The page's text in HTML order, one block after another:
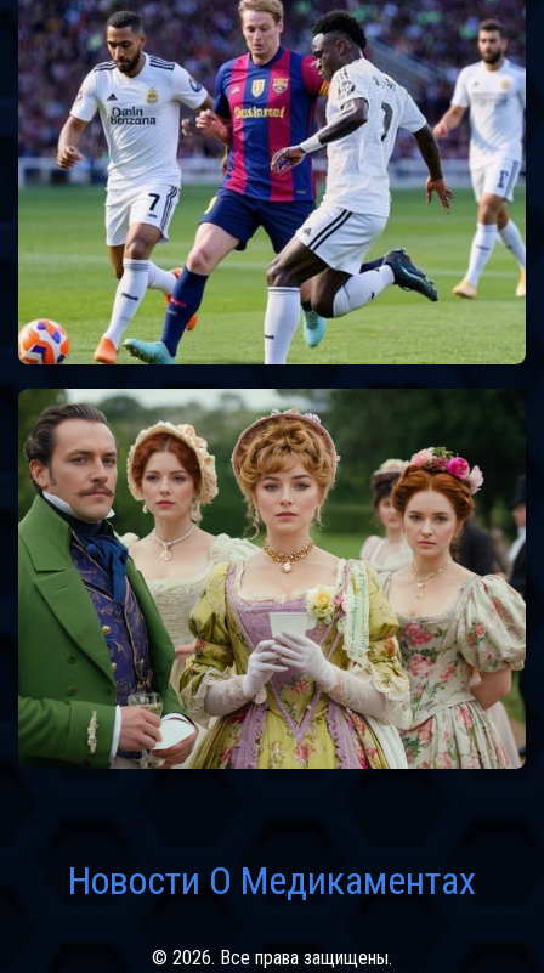
Новости О Медикаментах
© 2026. Все права защищены.